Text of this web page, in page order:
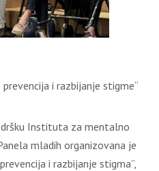
i razbijanje stigme“
Instituta za mentalno
mladih organizovana je
i razbijanje stigma”,